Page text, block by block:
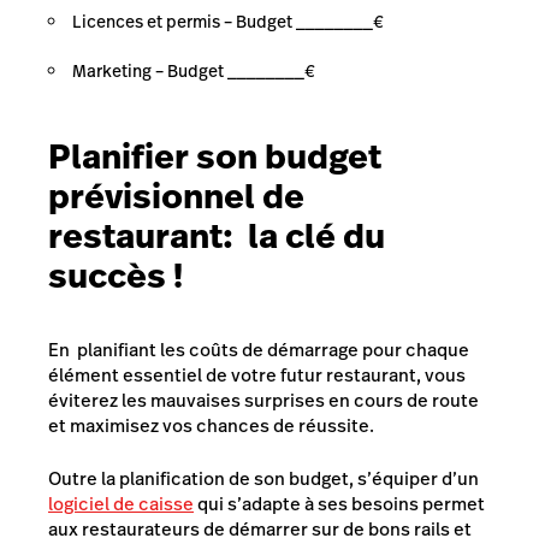
Licences et permis – Budget ________€
Marketing – Budget ________€
Planifier son budget
prévisionnel de
restaurant: laclé du
succès !
En planifiant les coûts de démarrage pour chaque
élément essentiel de votre futur restaurant, vous
éviterez les mauvaises surprises en cours de route
et maximisez vos chances de réussite.
Outre la planification de son budget, s’équiper d’un
logiciel de caissequi s’adapte à ses besoins permet
aux restaurateurs de démarrer sur de bons rails et